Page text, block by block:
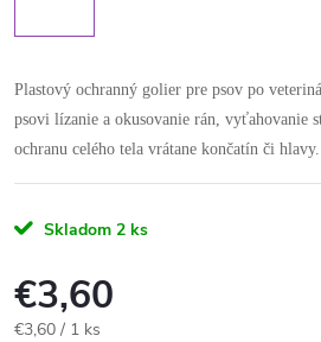
Plastový ochranný golier pre psov po
psovi lízanie a okusovanie rán, vyťahovanie
ochranu celého tela vrátane končatín či hlavy.
Skladom 2 ks
€3,60
Jednotková
€3,60 / 1 ks